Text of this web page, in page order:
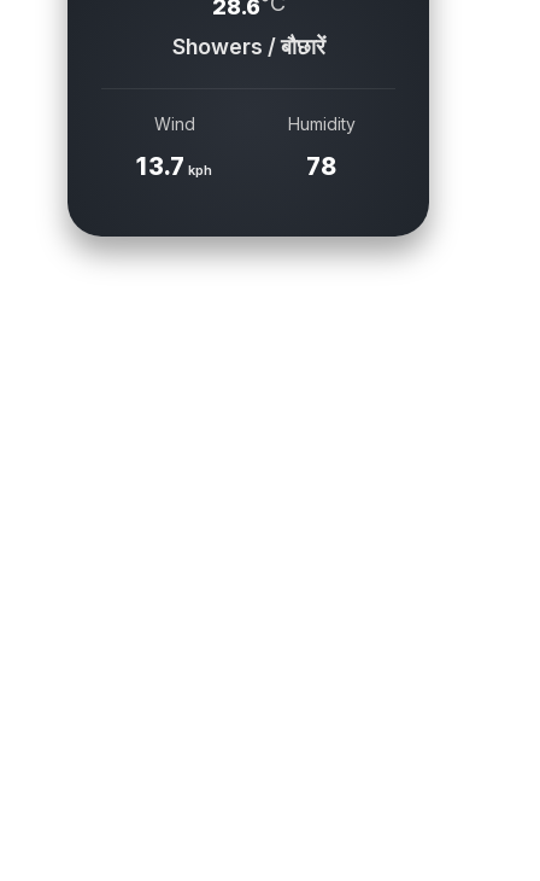
28.6
Showers / बौछारें
Wind
13.7 kph
Humidity
78